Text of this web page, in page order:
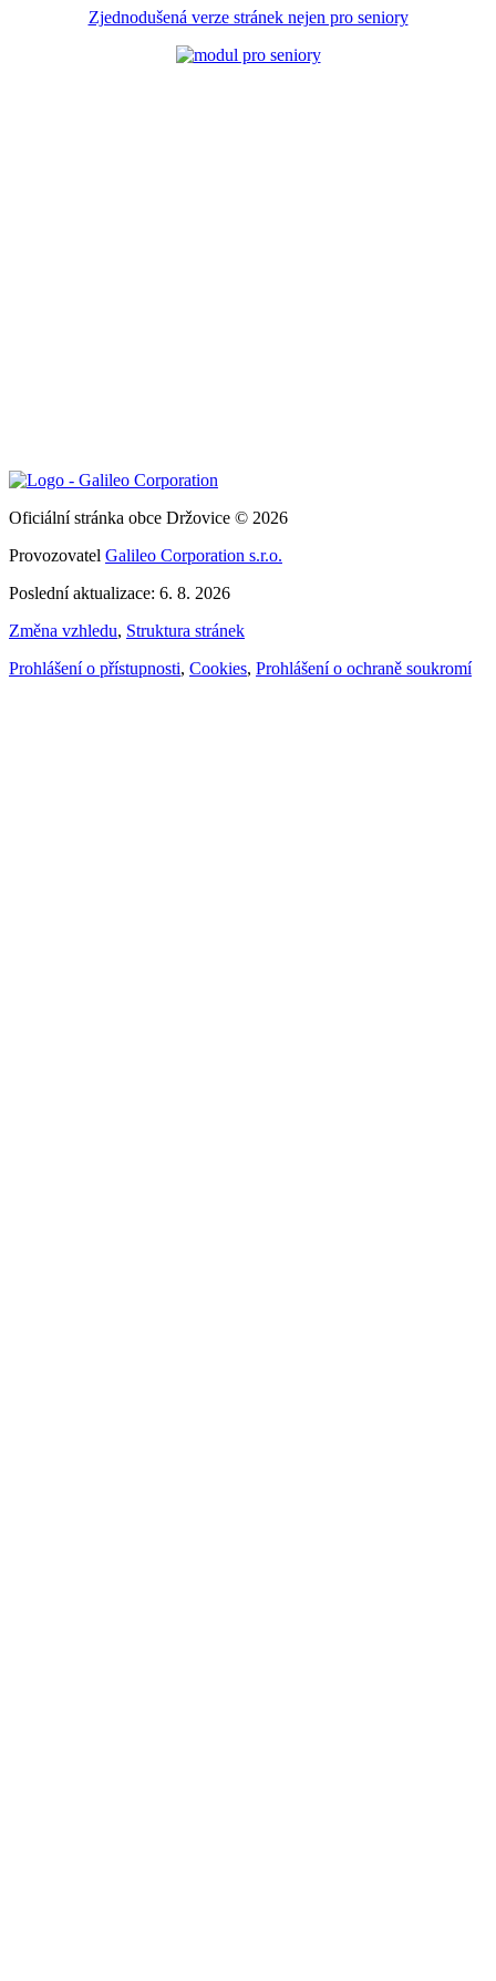
Zjednodušená verze stránek nejen pro seniory
Oficiální stránka obce Držovice © 2026
Provozovatel Galileo Corporation s.r.o.
Poslední aktualizace: 6. 8. 2026
Změna vzhledu, Struktura stránek
Prohlášení o přístupnosti, Cookies, Prohlášení o ochraně soukromí